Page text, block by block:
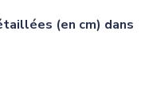
(en cm) dans